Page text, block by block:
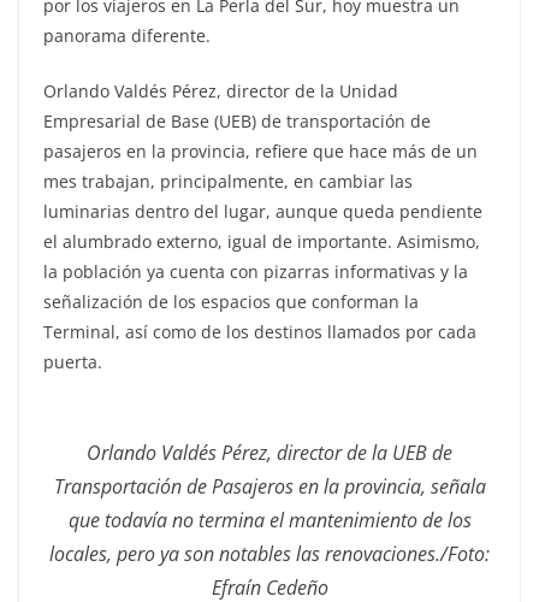
por los viajeros en La Perla del Sur, hoy muestra un
panorama diferente.
Orlando Valdés Pérez, director de la Unidad
Empresarial de Base (UEB) de transportación de
pasajeros en la provincia, refiere que hace más de un
mes trabajan, principalmente, en cambiar las
luminarias dentro del lugar, aunque queda pendiente
el alumbrado externo, igual de importante. Asimismo,
la población ya cuenta con pizarras informativas y la
señalización de los espacios que conforman la
Terminal, así como de los destinos llamados por cada
puerta.
Orlando Valdés Pérez, director de la UEB de
Transportación de Pasajeros en la provincia, señala
que todavía no termina el mantenimiento de los
locales, pero ya son notables las renovaciones./Foto:
Efraín Cedeño